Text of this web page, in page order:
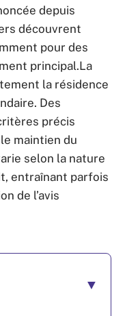
depuis
découvrent
pour des
principal.La
la résidence
Des
précis
maintien du
selon la nature
entraînant parfois
de l’avis